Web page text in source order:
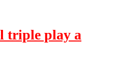
triple play a